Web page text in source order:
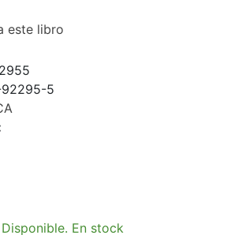
este libro
5
Disponible. En stock